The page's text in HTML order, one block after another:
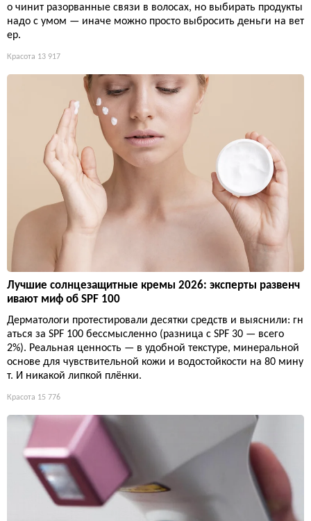
о чинит разорванные связи в волосах, но выбирать продукты
надо с умом — иначе можно просто выбросить деньги на вет
ер.
Красота 13 917
Лучшие солнцезащитные кремы 2026: эксперты развенч
ивают миф об SPF 100
Дерматологи протестировали десятки средств и выяснили: гн
аться за SPF 100 бессмысленно (разница с SPF 30 — всего
2%). Реальная ценность — в удобной текстуре, минеральной
основе для чувствительной кожи и водостойкости на 80 мину
т. И никакой липкой плёнки.
Красота 15 776